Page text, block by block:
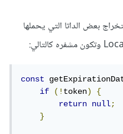
بعض الداتا التي يحملها
const
if
(!token)
{
return
null;
}